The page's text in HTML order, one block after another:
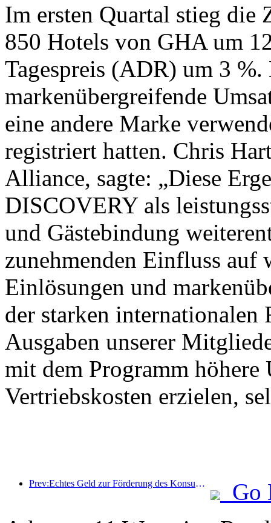
Im ersten Quartal stieg die
850 Hotels von GHA um
Tagespreis (ADR) um 3
markenübergreifende
eine andere Marke
registriert hatten. Chris
Alliance, sagte: „Diese
DISCOVERY als
und Gästebindung
zunehmenden Einfluss auf
Einlösungen und
der starken internationalen
Ausgaben unserer
mit dem Programm höhere
Vertriebskosten erzielen,
Prev:Echtes Geld zur Förderung des Konsums: Viele Orte haben Konsumgutscheine für Kultur und Tourismus zum 1. Mai ausgegeben
Go